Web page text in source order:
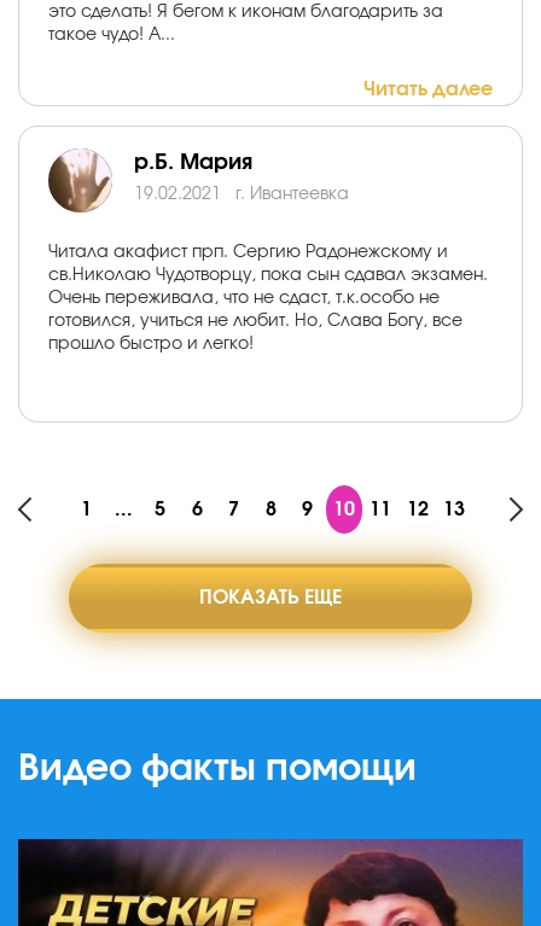
это сделать! Я бегом к иконам благодарить за
такое чудо! А...
Читать далее
р.Б. Мария
19.02.2021 г. Ивантеевка
Читала акафист прп. Сергию Радонежскому и
св.Николаю Чудотворцу, пока сын сдавал экзамен.
Очень переживала, что не сдаст, т.к.особо не
готовился, учиться не любит. Но, Слава Богу, все
прошло быстро и легко!
1 ... 5 6 7 8 9 10 11 12 13
ПОКАЗАТЬ ЕЩЕ
Видео факты помощи